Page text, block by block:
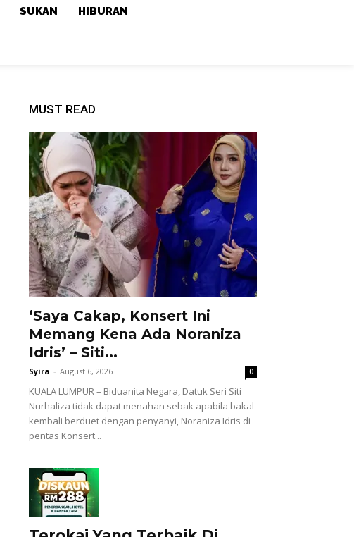
SUKAN
HIBURAN
MUST READ
‘Saya Cakap, Konsert Ini
Memang Kena Ada Noraniza
Idris’ – Siti...
Syira - August 6, 2026 0
KUALA LUMPUR – Biduanita Negara, Datuk Seri Siti
Nurhaliza tidak dapat menahan sebak apabila bakal
kembali berduet dengan penyanyi, Noraniza Idris di
pentas Konsert...